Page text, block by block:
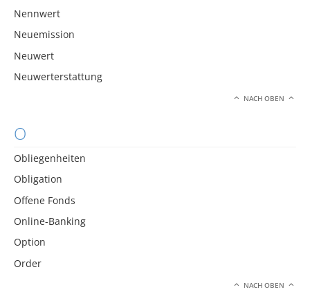
Nennwert
Neuemission
Neuwert
Neuwerterstattung
NACH OBEN
O
Obliegenheiten
Obligation
Offene Fonds
Online-Banking
Option
Order
NACH OBEN